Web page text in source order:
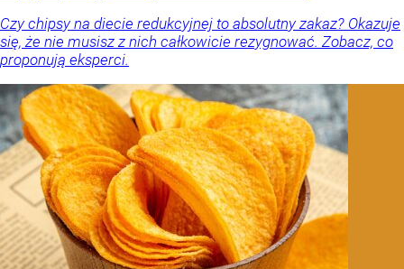
Czy chipsy na diecie redukcyjnej to absolutny zakaz? Okazuje
się, że nie musisz z nich całkowicie rezygnować. Zobacz, co
proponują eksperci.